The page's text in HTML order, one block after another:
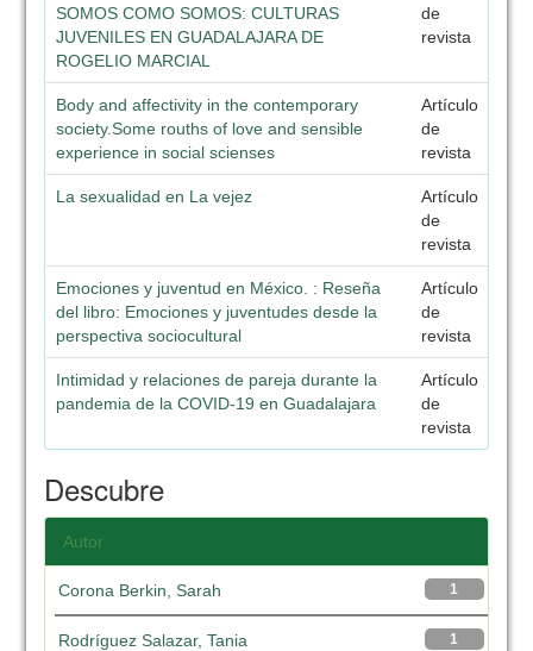
SOMOS COMO SOMOS: CULTURAS
JUVENILES EN GUADALAJARA DE
ROGELIO MARCIAL
de
revista
Body and affectivity in the contemporary
society.Some rouths of love and sensible
experience in social scienses
Artículo
de
revista
La sexualidad en La vejez
Artículo
de
revista
Emociones y juventud en México. : Reseña
del libro: Emociones y juventudes desde la
perspectiva sociocultural
Artículo
de
revista
Intimidad y relaciones de pareja durante la
pandemia de la COVID-19 en Guadalajara
Artículo
de
revista
Descubre
Autor
1
Corona Berkin, Sarah
1
Rodríguez Salazar, Tania